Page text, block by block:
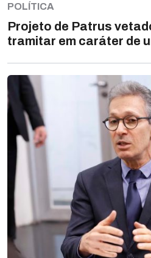
POLÍTICA
Projeto de Patrus
tramitar em caráter de